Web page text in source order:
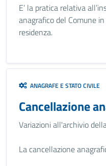
E’ la pratica relativa
anagrafico del Comune
residenza.
ANAGRAFE E STATO CIVILE
Cancellazione
Variazioni all'archivio
La cancellazione